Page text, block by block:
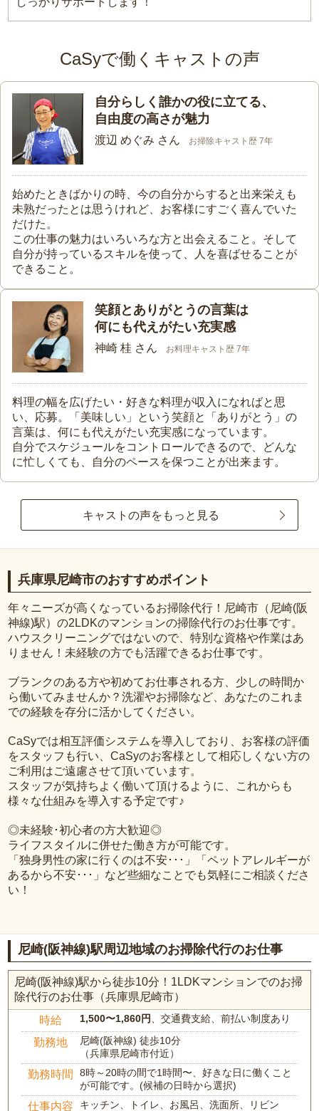
CaSyで働くキャストの声
自分らしく誰かの役に立てる、
自由度の高さが魅力
渡辺 めぐみ さん お掃除キャスト歴 7年
始めたときばかりの時、今の自分からすると出来栄えも
未熟だったとは思うけれど、お客様にすごく喜んでいた
だけた。
この仕事の魅力はいろいろな方と出会えること。そして
自分が持っているスキルを使って、人を喜ばせることが
できること。
笑顔とありがとうの言葉は
何にも代えがたい充実感
神崎 桂 さん お料理キャスト歴 7年
料理の幅を広げたい・好きな料理が収入になればと思
い、応募。「美味しい」という笑顔と「ありがとう」の
言葉は、何にも代えがたい充実感になっています。
自分でスケジュールをコントロールできるので、どんな
に忙しくても、自分のペースを保つことが出来ます。
キャストの声をもっと見る
兵庫県尼崎市のおすすめポイント
年々ニーズが高くなっているお掃除代行！尼崎市（尼崎(阪
神線)駅）の2LDKのマンションの掃除代行のお仕事です。
ハウスクリーニングではないので、特別な資格や作業はあ
りません！未経験の方でも活躍できるお仕事です。
ブランクのある方や初めてお仕事される方、少しの時間か
ら働いてみませんか？洗濯やお掃除など、あなたのこれま
での経験を存分に活かしてください。
CaSyでは相互評価システムを導入しており、お客様の評価
をスタッフも行い、CaSyのお客様として相応しくない方の
ご利用はご遠慮させて頂いています。
スタッフが気持ちよく働いて頂けるように、これからも
様々な仕組みを導入する予定です♪
◎未経験･初心者の方大歓迎◎
ライフスタイルに併せた働き方が可能です。
「独身男性の家に行くのは不安･･･」「ペットアレルギーが
あるから不安･･･」など些細なことでも気軽にご相談くださ
い！
尼崎(阪神線)駅周辺地域のお掃除代行のお仕事
尼崎(阪神線)駅から徒歩10分！1LDKマンションでのお掃
除代行のお仕事（兵庫県尼崎市）
時給 1,500〜1,860円、交通費支給、前払い制度あり
勤務地
尼崎(阪神線) 徒歩10分
（兵庫県尼崎市付近）
勤務時間
8時～20時の間で1時間〜、好きな日に働くこと
が可能です。(候補の日時から選択)
仕事内容 キッチン、トイレ、お風呂、洗面所、リビン